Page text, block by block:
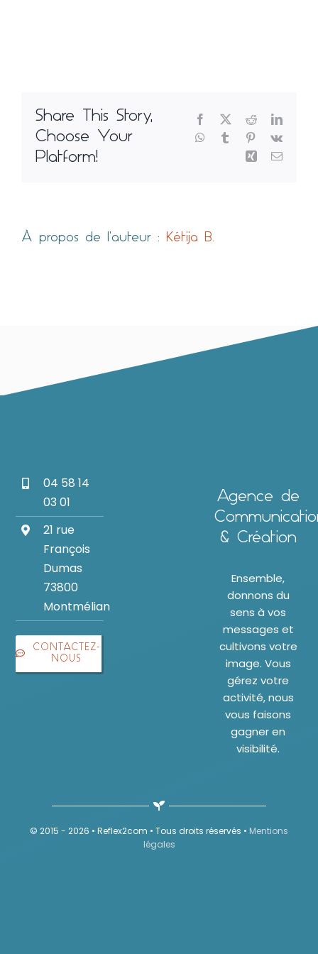
Share This Story,
Choose Your
Platform!
Facebook Reddit
WhatsApp
Tumblr Pinterest
Vk
Xing Email
À propos de l'auteur : Kétija B.
04 58 14
03 01
21 rue
François
Dumas
73800
Montmélian
CONTACTEZ-
NOUS
Agence de
& Création
Ensemble,
donnons du
sens à vos
messages et
cultivons votre
image. Vous
gérez votre
activité, nous
vous faisons
gagner en
visibilité.
© 2015 - 2026 • Reflex2com • Tous droits réservés • Mentions
légales